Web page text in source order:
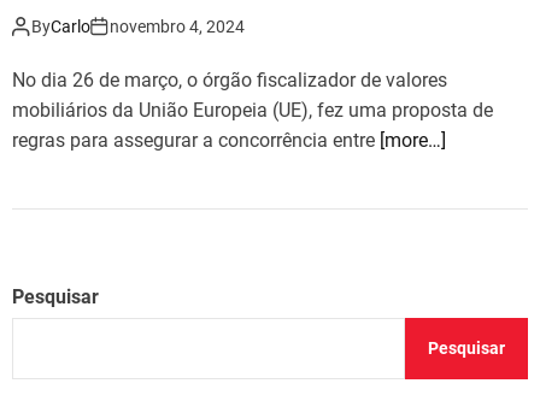
ByCarlo novembro 4, 2024
No dia 26 de março, o órgão fiscalizador de valores
mobiliários da União Europeia (UE), fez uma proposta de
regras para assegurar a concorrência entre [more…]
Pesquisar
Pesquisar